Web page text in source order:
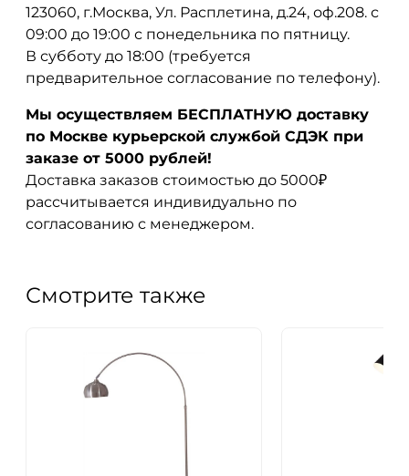
123060, г.Москва, Ул. Расплетина, д.24, оф.208. с
09:00 до 19:00 с понедельника по пятницу.
В субботу до 18:00 (требуется
предварительное согласование по телефону).
Мы осуществляем БЕСПЛАТНУЮ доставку
по Москве курьерской службой СДЭК при
заказе от 5000 рублей!
Доставка заказов стоимостью до 5000₽
рассчитывается индивидуально по
согласованию с менеджером.
Смотрите также